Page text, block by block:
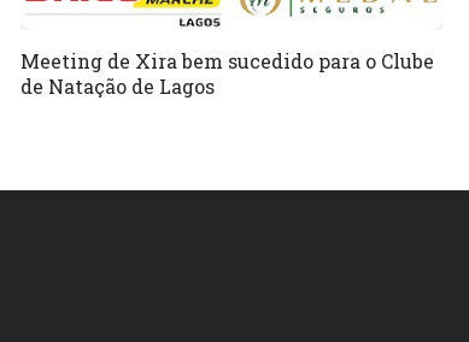
Meeting de Xira bem sucedido para o Clube
de Natação de Lagos